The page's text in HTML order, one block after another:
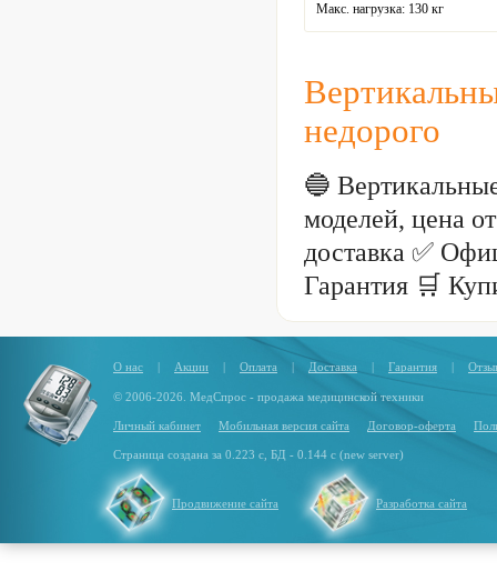
Макс. нагрузка: 130 кг
недорого
🔵
моделей, цена
доставка ✅
Гарантия 🛒
О нас | Акции | Оплата | Доставка | Гарантия |
© 2006-2026. МедСпрос - продажа медицинской техники
Личный кабинет Мобильная версия сайта Договор-оферта
Страница создана за 0.223 с, БД - 0.144 с (new server)
Продвижение сайта Разработка сайта